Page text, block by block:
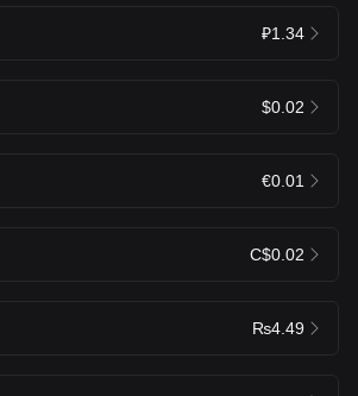
₽1.34
$0.02
€0.01
C$0.02
₨4.49